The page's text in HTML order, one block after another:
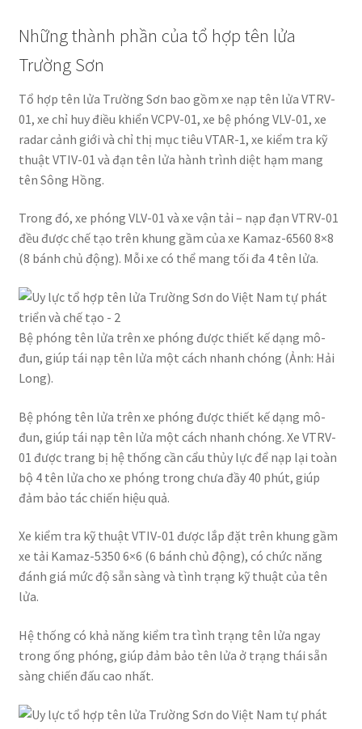
Những thành phần của tổ hợp tên lửa
Trường Sơn
Tổ hợp tên lửa Trường Sơn bao gồm xe nạp tên lửa VTRV-
01, xe chỉ huy điều khiển VCPV-01, xe bệ phóng VLV-01, xe
radar cảnh giới và chỉ thị mục tiêu VTAR-1, xe kiểm tra kỹ
thuật VTIV-01 và đạn tên lửa hành trình diệt hạm mang
tên Sông Hồng.
Trong đó, xe phóng VLV-01 và xe vận tải – nạp đạn VTRV-01
đều được chế tạo trên khung gầm của xe Kamaz-6560 8×8
(8 bánh chủ động). Mỗi xe có thể mang tối đa 4 tên lửa.
Bệ phóng tên lửa trên xe phóng được thiết kế dạng mô-
đun, giúp tái nạp tên lửa một cách nhanh chóng (Ảnh: Hải
Long).
Bệ phóng tên lửa trên xe phóng được thiết kế dạng mô-
đun, giúp tái nạp tên lửa một cách nhanh chóng. Xe VTRV-
01 được trang bị hệ thống cần cẩu thủy lực để nạp lại toàn
bộ 4 tên lửa cho xe phóng trong chưa đầy 40 phút, giúp
đảm bảo tác chiến hiệu quả.
Xe kiểm tra kỹ thuật VTIV-01 được lắp đặt trên khung gầm
xe tải Kamaz-5350 6×6 (6 bánh chủ động), có chức năng
đánh giá mức độ sẵn sàng và tình trạng kỹ thuật của tên
lửa.
Hệ thống có khả năng kiểm tra tình trạng tên lửa ngay
trong ống phóng, giúp đảm bảo tên lửa ở trạng thái sẵn
sàng chiến đấu cao nhất.